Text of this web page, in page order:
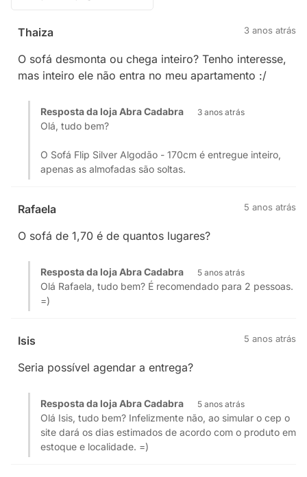
Thaiza 3 anos atrás
O sofá desmonta ou chega inteiro? Tenho interesse,
mas inteiro ele não entra no meu apartamento :/
Resposta da loja Abra Cadabra 3 anos atrás
Olá, tudo bem?
O Sofá Flip Silver Algodão - 170cm é entregue inteiro,
apenas as almofadas são soltas.
Rafaela 5 anos atrás
O sofá de 1,70 é de quantos lugares?
Resposta da loja Abra Cadabra 5 anos atrás
Olá Rafaela, tudo bem? É recomendado para 2 pessoas.
=)
Isis 5 anos atrás
Seria possível agendar a entrega?
Resposta da loja Abra Cadabra 5 anos atrás
Olá Isis, tudo bem? Infelizmente não, ao simular o cep o
site dará os dias estimados de acordo com o produto em
estoque e localidade. =)